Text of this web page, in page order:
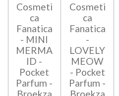
Cosmeti
ca
Fanatica
- MINI
MERMA
ID -
Pocket
Parfum -
Broekza
Cosmeti
ca
Fanatica
-
LOVELY
MEOW
- Pocket
Parfum -
Broekza